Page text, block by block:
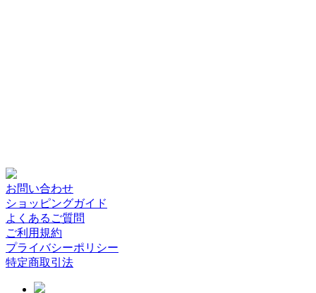
お問い合わせ
ショッピングガイド
よくあるご質問
ご利用規約
プライバシーポリシー
特定商取引法